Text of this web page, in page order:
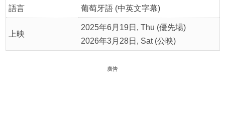
語言 葡萄牙語 (中英文字幕)
上映
2025年6月19日, Thu (優先場)
2026年3月28日, Sat (公映)
廣告